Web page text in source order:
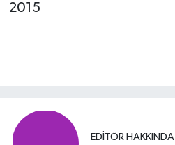
2015
EDITÖR HAKKINDA
Haber Arşivi